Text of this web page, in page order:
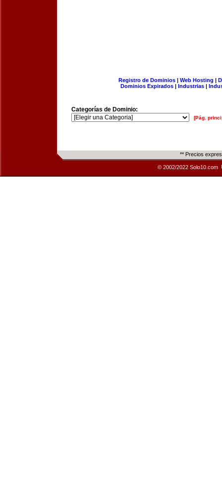
Registro de Dominios| Web Hosting |
Dominios Expirados | Industrias |
Categorías de Dominio:
[Pág.
** Precios
© 2002/2022 Solo10.com